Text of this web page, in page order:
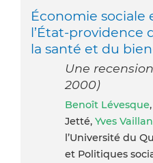
Économie
l’État-providence
la santé et du
Une
2000)
Benoît Lévesque,
Jetté, Yves
l’Université du
et Politiques